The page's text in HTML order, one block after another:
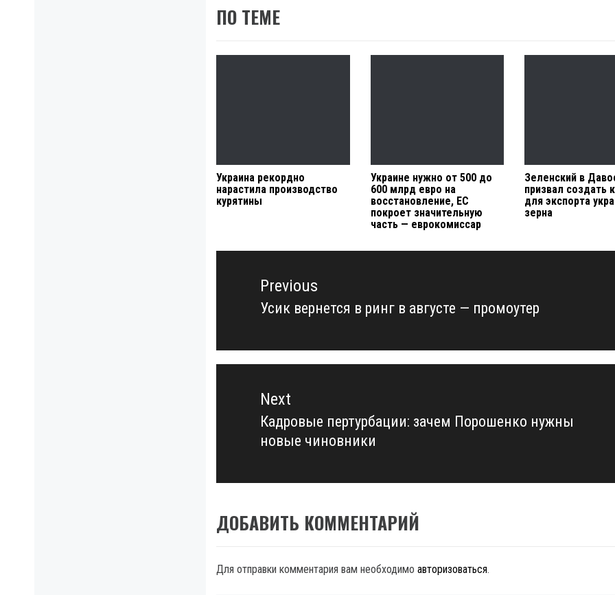
ПО ТЕМЕ
Украина рекордно
нарастила производство
курятины
Украине нужно от 500 до
600 млрд евро на
восстановление, ЕС
покроет значительную
часть — еврокомиссар
Зеленский в
призвал создать
для экспорта
зерна
Навигация
записямPrevious
Previous
Усик вернется в ринг в августе — промоутер
Next
Next
post:
Кадровые пертурбации: зачем Порошенко нужны
новые чиновники
ДОБАВИТЬ КОММЕНТАРИЙ
Для отправки комментария вам необходимо авторизоваться.